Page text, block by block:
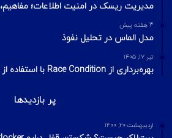
مدیریت ریسک در امنیت اطلاعات؛ مفاهیم،
3 هفته پیش
مدل الماس در تحلیل نفوذ
تیر ۱۷, ۱۴۰۵
بهره‌برداری از Race Condition با استفاده از Turbo Intruder
پر بازدیدها
اردیبهشت ۲۰, ۱۴۰۰